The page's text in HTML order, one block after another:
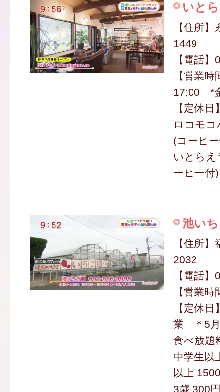
いと
【住所
1449
【電話
【営業
17:00 *
【定休日
ロコモ
(コーヒ
いとらえ
ーヒー付
池い
【住所
2032
【電話
【営業
【定休
業 ＊5月
食べ放題
中学生以
以上
3歳 300